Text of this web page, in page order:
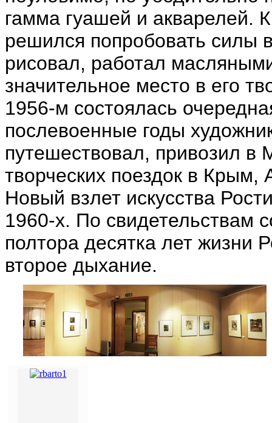
гамма гуашей и акварелей.
решился попробовать силы
рисовал, работал
значительное место в его
1956-м состоялась
послевоенные годы
путешествовал, привозил в
творческих поездок в
Новый взлет искусства
1960-х. По свидетельствам
полтора десятка лет жизни
второе дыхание.